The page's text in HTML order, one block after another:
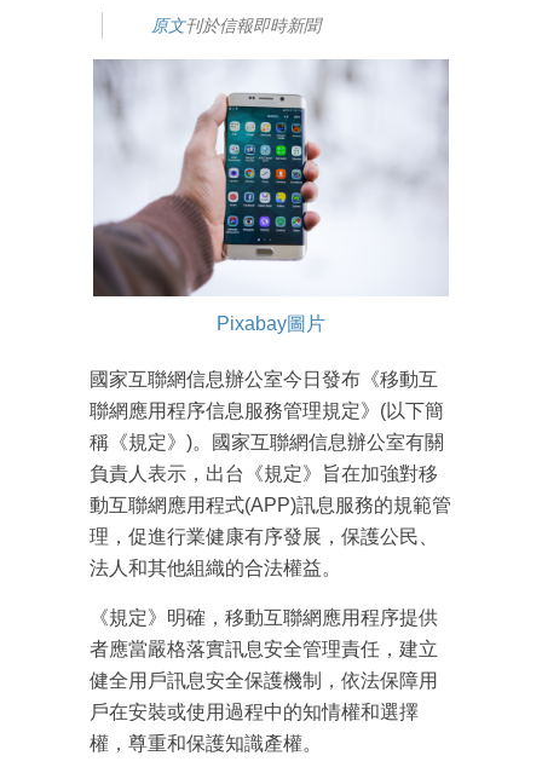
原文刊於信報即時新聞
Pixabay圖片
國家互聯網信息辦公室今日發布《移動互
聯網應用程序信息服務管理規定》(以下簡
稱《規定》)。國家互聯網信息辦公室有關
負責人表示，出台《規定》旨在加強對移
動互聯網應用程式(APP)訊息服務的規範管
理，促進行業健康有序發展，保護公民、
法人和其他組織的合法權益。
《規定》明確，移動互聯網應用程序提供
者應當嚴格落實訊息安全管理責任，建立
健全用戶訊息安全保護機制，依法保障用
戶在安裝或使用過程中的知情權和選擇
權，尊重和保護知識產權。